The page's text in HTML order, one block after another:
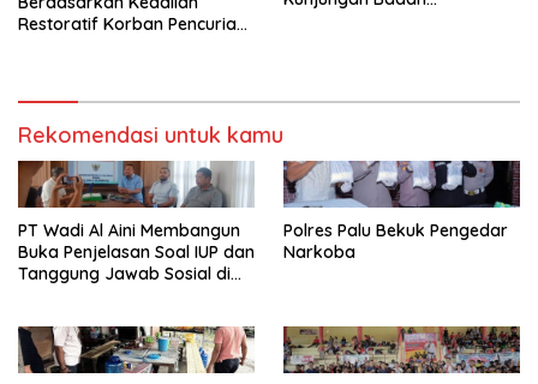
Restoratif Korban Pencurian :
Keluarganya
Rekomendasi untuk kamu
PT Wadi Al Aini Membangun
Buka Penjelasan Soal IUP dan
Tanggung Jawab Sosial di
Polres Palu Bekuk Pengedar
Narkoba